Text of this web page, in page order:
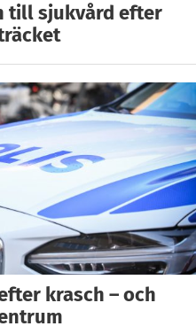
till sjukvård efter
krasch – och